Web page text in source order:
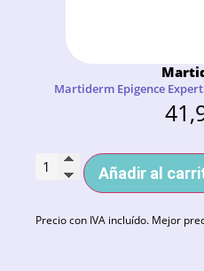
Martiderm Epigence
Añadir al
Precio con IVA incluído. Mejor